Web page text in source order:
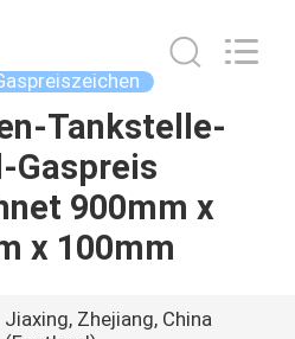
Tankstelle-
Gaspreis
900mm x
x 100mm
Jiaxing, Zhejiang, China